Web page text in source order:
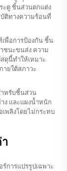
ะตู ชิ้นส่วนตกแต่ง
ติทางความร้อนที่
พื่อการป้องกัน ชิ้น
ชนะขนส่ง ความ
ดุนี้ทำให้เหมาะ
ายใต้สภาวะ
ำหรับชิ้นส่วน
ง และแผงน้ำหนัก
เพลิงโดยไม่กระทบ
การแปรรูปเฉพาะ